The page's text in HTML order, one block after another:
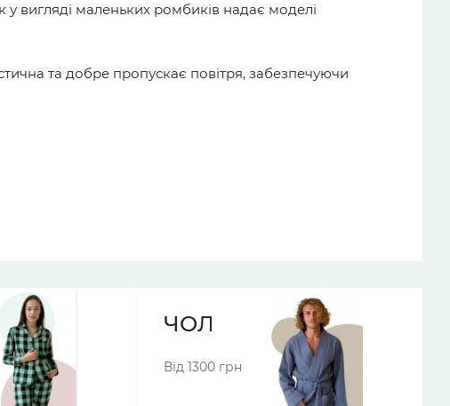
у вигляді маленьких ромбиків надає моделі
та добре пропускає повітря, забезпечуючи
ЧОЛОВІЧІ ХАЛАТИ
Від 1300 грн